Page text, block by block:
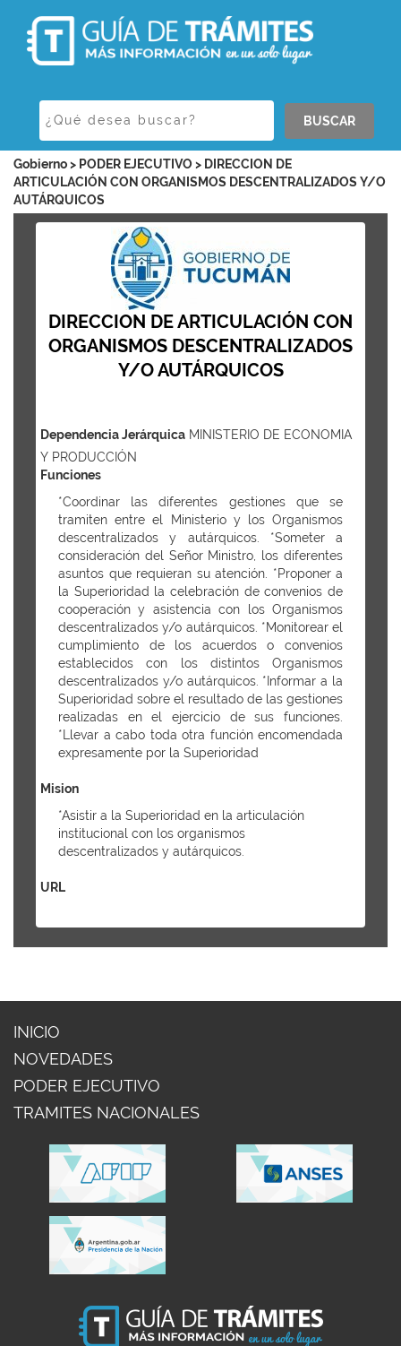
BUSCAR
Gobierno > PODER EJECUTIVO > DIRECCION DE
ARTICULACIÓN CON ORGANISMOS DESCENTRALIZADOS Y/O
AUTÁRQUICOS
DIRECCION DE ARTICULACIÓN CON
ORGANISMOS DESCENTRALIZADOS
Y/O AUTÁRQUICOS
Dependencia Jerárquica MINISTERIO DE ECONOMIA
Y PRODUCCIÓN
Funciones
*Coordinar las diferentes gestiones que se
tramiten entre el Ministerio y los Organismos
descentralizados y autárquicos. *Someter a
consideración del Señor Ministro, los diferentes
asuntos que requieran su atención. *Proponer a
la Superioridad la celebración de convenios de
cooperación y asistencia con los Organismos
descentralizados y/o autárquicos. *Monitorear el
cumplimiento de los acuerdos o convenios
establecidos con los distintos Organismos
descentralizados y/o autárquicos. *Informar a la
Superioridad sobre el resultado de las gestiones
realizadas en el ejercicio de sus funciones.
*Llevar a cabo toda otra función encomendada
expresamente por la Superioridad
Mision
*Asistir a la Superioridad en la articulación
institucional con los organismos
descentralizados y autárquicos.
URL
INICIO
NOVEDADES
PODER EJECUTIVO
TRAMITES NACIONALES